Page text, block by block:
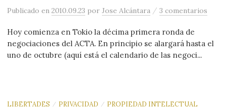
Publicadoen2010.09.23 porJose Alcántara /3 comentarios
Hoy comienza en Tokio la décima primera ronda de
negociaciones del ACTA. En principio se alargará hasta el
uno de octubre (aquí está el calendario de las negoci...
LIBERTADES / PRIVACIDAD / PROPIEDAD INTELECTUAL